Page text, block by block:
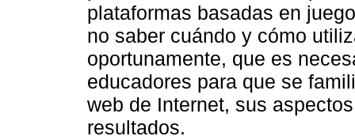
plataformas basadas en
no saber cuándo y cómo
oportunamente, que es
educadores para que se
web de Internet, sus
resultados.